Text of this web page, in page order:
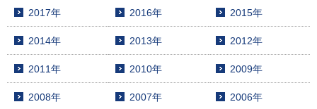
2017年 2016年 2015年
2014年 2013年 2012年
2011年 2010年 2009年
2008年 2007年 2006年